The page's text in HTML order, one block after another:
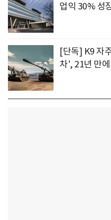
업익 30% 성
[단독] K9 자
차', 21년 만